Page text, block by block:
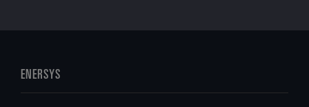
ENERSYS